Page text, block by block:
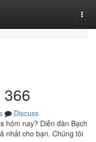
366
Discuss
hôm nay? Diễn đàn Bạch
nhất cho bạn. Chúng tôi